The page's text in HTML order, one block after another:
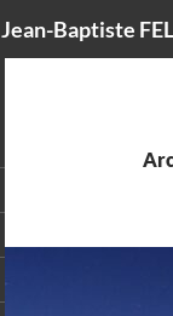
Baptiste